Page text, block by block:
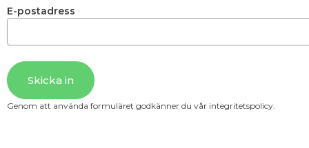
E-postadress
Skicka in
Genom att använda formuläret godkänner du vår integritetspolicy.